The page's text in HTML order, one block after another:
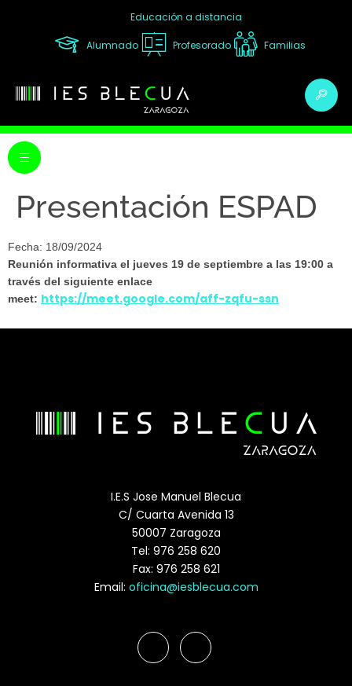
Educación a distancia
Alumnado Profesorado Familias
Presentación ESPAD
Fecha: 18/09/2024
Reunión informativa el jueves 19 de septiembre a las 19:00 a
través del siguiente enlace
meet: https://meet.google.com/aff-zqfu-ssn
I.E.S Jose Manuel Blecua
C/ Cuarta Avenida 13
50007 Zaragoza
Tel: 976 258 620
Fax: 976 258 621
Email: oficina@iesblecua.com